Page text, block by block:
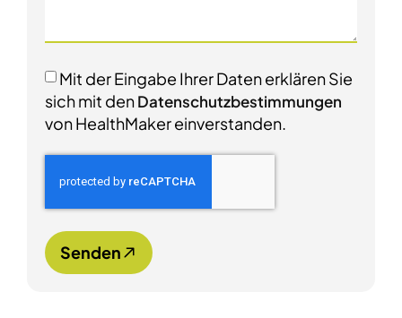
Mit der Eingabe Ihrer Daten erklären Sie
sich mit denDatenschutzbestimmungen
von HealthMaker einverstanden.
Senden